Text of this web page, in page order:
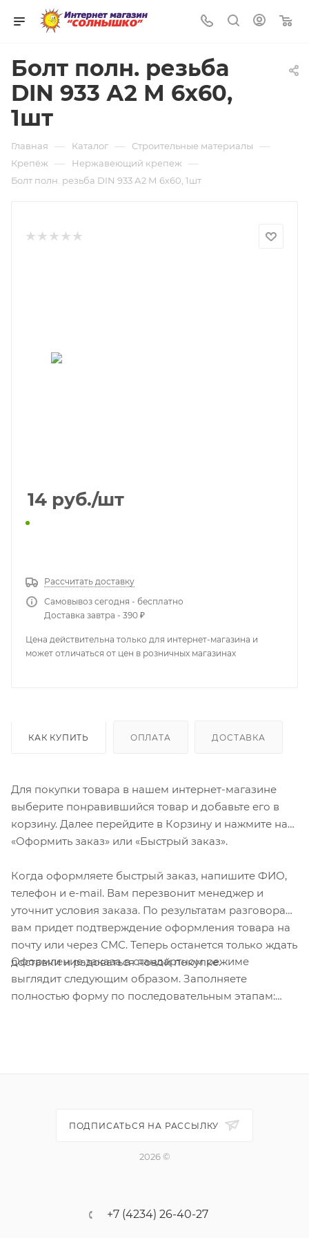
Болт полн. резьба
DIN 933 А2 М 6х60,
1шт
Главная — Каталог — Строительные материалы —
Крепёж — Нержавеющий крепеж —
Болт полн. резьба DIN 933 А2 М 6х60, 1шт
14 руб./шт
Рассчитать доставку
Самовывоз сегодня - бесплатно
Доставка завтра - 390 ₽
Цена действительна только для интернет-магазина и
может отличаться от цен в розничных магазинах
КАК КУПИТЬ ОПЛАТА ДОСТАВКА
Для покупки товара в нашем интернет-магазине
выберите понравившийся товар и добавьте его в
корзину. Далее перейдите в Корзину и нажмите на
«Оформить заказ» или «Быстрый заказ».
Когда оформляете быстрый заказ, напишите ФИО,
телефон и e-mail. Вам перезвонит менеджер и
уточнит условия заказа. По результатам разговора
вам придет подтверждение оформления товара на
почту или через СМС. Теперь останется только ждать
доставки и радоваться новой покупке.
Оформление заказа в стандартном режиме
выглядит следующим образом. Заполняете
полностью форму по последовательным этапам:
ПОДПИСАТЬСЯ НА РАССЫЛКУ
2026 ©
+7 (4234) 26-40-27